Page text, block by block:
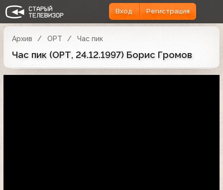
Вход Регистрация
Архив ОРТ Час пик
Час пик (ОРТ, 24.12.1997) Борис Громов